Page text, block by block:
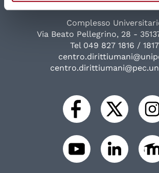
Complesso
Via Beato Pellegrino, 28 -
Tel 049 827 1816 / 1817